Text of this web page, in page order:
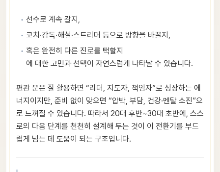
선수로 계속 갈지,
코치·감독·해설·스트리머 등으로 방향을 바꿀지,
혹은 완전히 다른 진로를 택할지
에 대한 고민과 선택이 자연스럽게 나타날 수 있습니다.
편관 운은 잘 활용하면 “리더, 지도자, 책임자”로 성장하는 에
너지이지만, 준비 없이 맞으면 “압박, 부담, 건강·멘탈 소진”으
로 느껴질 수 있습니다. 따라서 20대 후반~30대 초반에, 스스
로의 다음 단계를 천천히 설계해 두는 것이 이 전환기를 부드
럽게 넘는 데 도움이 되는 구조입니다.